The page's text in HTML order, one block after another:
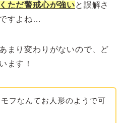
ただ警戒心が強いと誤解さ
すよね…
まり変わりがないので、ど
ます！
フなんてお人形のようで可